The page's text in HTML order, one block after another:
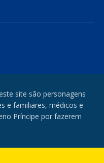
site são personagens
e familiares, médicos e
Príncipe por fazerem